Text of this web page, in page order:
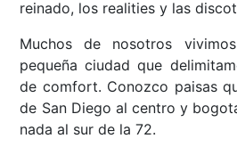
reinado, los realities y las
Muchos de nosotros
pequeña ciudad que
de comfort. Conozco paisas
de San Diego al centro y
nada al sur de la 72.